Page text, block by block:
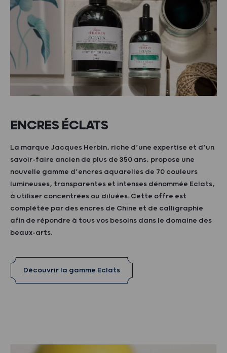
ENCRES ÉCLATS
La marque Jacques Herbin, riche d’une expertise et d’un
savoir-faire ancien de plus de 350 ans, propose une
nouvelle gamme d’encres aquarelles de 70 couleurs
lumineuses, transparentes et intenses dénommée Eclats,
à utiliser concentrées ou diluées. Cette offre est
complétée par des encres de Chine et de calligraphie
afin de répondre à tous vos besoins dans le domaine des
beaux-arts.
Découvrir la gamme Eclats